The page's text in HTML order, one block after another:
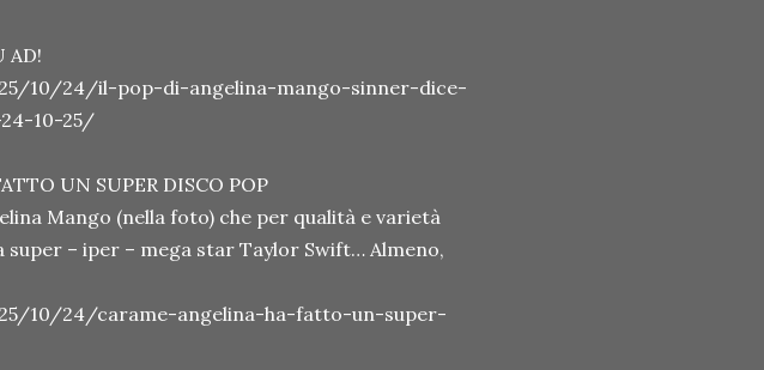
AD!
10/24/il-pop-di-angelina-mango-sinner-dice-
10-25/
UN SUPER DISCO POP
Mango (nella foto) che per qualità e varietà
– iper – mega star Taylor Swift… Almeno,
10/24/carame-angelina-ha-fatto-un-super-